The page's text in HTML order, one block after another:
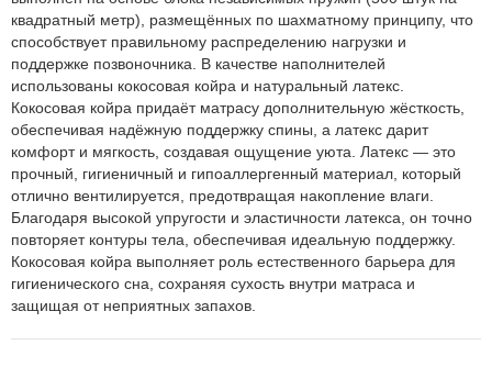
квадратный метр), размещённых по шахматному принципу, что
способствует правильному распределению нагрузки и
поддержке позвоночника. В качестве наполнителей
использованы кокосовая койра и натуральный латекс.
Кокосовая койра придаёт матрасу дополнительную жёсткость,
обеспечивая надёжную поддержку спины, а латекс дарит
комфорт и мягкость, создавая ощущение уюта. Латекс — это
прочный, гигиеничный и гипоаллергенный материал, который
отлично вентилируется, предотвращая накопление влаги.
Благодаря высокой упругости и эластичности латекса, он точно
повторяет контуры тела, обеспечивая идеальную поддержку.
Кокосовая койра выполняет роль естественного барьера для
гигиенического сна, сохраняя сухость внутри матраса и
защищая от неприятных запахов.